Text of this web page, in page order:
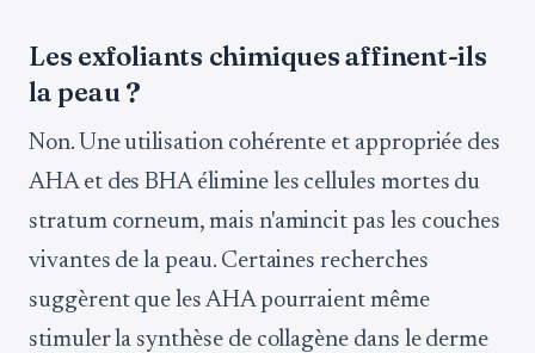
Les exfoliants chimiques affinent-ils
la peau ?
Non. Une utilisation cohérente et appropriée des
AHA et des BHA élimine les cellules mortes du
stratum corneum, mais n'amincit pas les couches
vivantes de la peau. Certaines recherches
suggèrent que les AHA pourraient même
stimuler la synthèse de collagène dans le derme